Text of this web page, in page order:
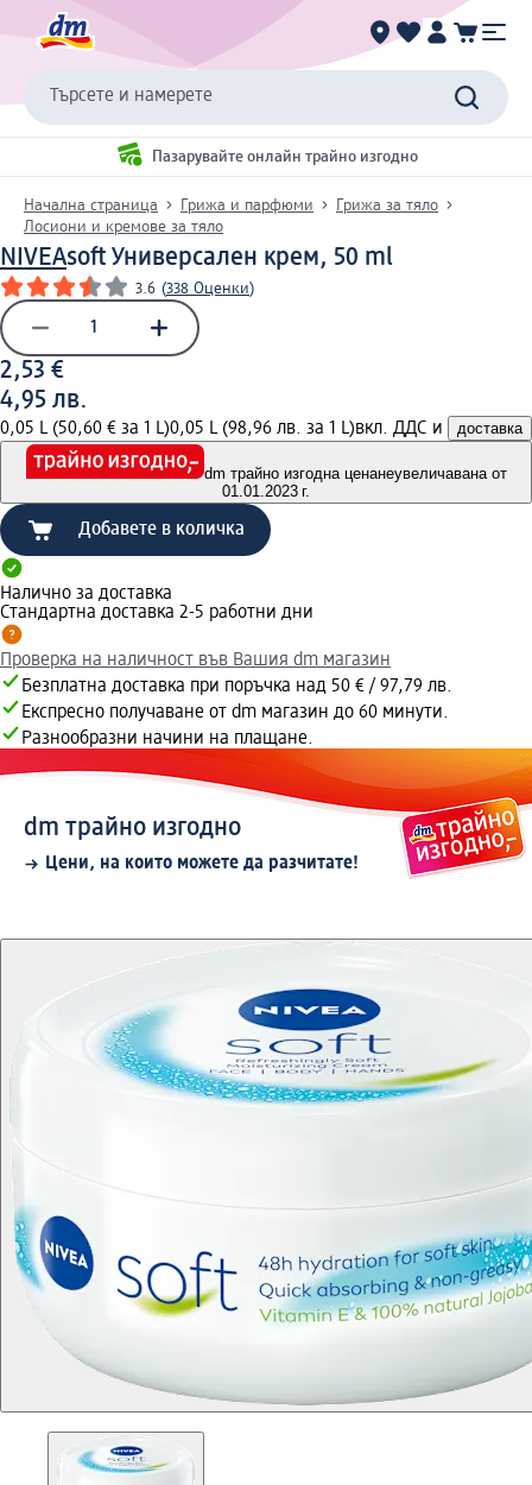
Търсете и намерете
Пазарувайте онлайн трайно изгодно
Начална страница Грижа и парфюми
Грижа за тяло
Лосиони и кремове за тяло
NIVEAsoft Универсален крем, 50 ml
3.6 (338 Оценки)
2,53 €
4,95 лв.
0,05 L (50,60 € за 1 L)0,05 L (98,96 лв. за 1 L)вкл. ДДС и доставка
dm трайно изгодна ценанеувеличавана от
01.01.2023 г.
Добавете в количка
Налично за доставка
Стандартна доставка 2-5 работни дни
Проверка на наличност във Вашия dm магазин
Безплатна доставка при поръчка над 50 € / 97,79 лв.
Експресно получаване от dm магазин до 60 минути.
Разнообразни начини на плащане.
dm трайно изгодно
Цени, на които можете да разчитате!